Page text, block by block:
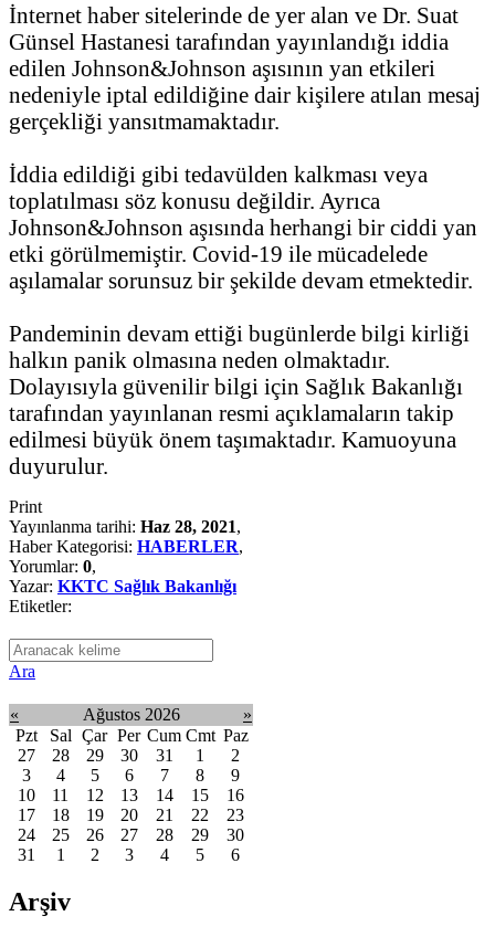
İnternet haber sitelerinde de yer alan ve Dr. Suat
Günsel Hastanesi tarafından yayınlandığı iddia
edilen Johnson&Johnson aşısının yan etkileri
nedeniyle iptal edildiğine dair kişilere atılan mesaj
gerçekliği yansıtmamaktadır.
İddia edildiği gibi tedavülden kalkması veya
toplatılması söz konusu değildir. Ayrıca
Johnson&Johnson aşısında herhangi bir ciddi yan
etki görülmemiştir. Covid-19 ile mücadelede
aşılamalar sorunsuz bir şekilde devam etmektedir.
Pandeminin devam ettiği bugünlerde bilgi kirliği
halkın panik olmasına neden olmaktadır.
Dolayısıyla güvenilir bilgi için Sağlık Bakanlığı
tarafından yayınlanan resmi açıklamaların takip
edilmesi büyük önem taşımaktadır. Kamuoyuna
duyurulur.
Print
Yayınlanma tarihi: Haz 28, 2021,
Haber Kategorisi: HABERLER,
Yorumlar: 0,
Yazar: KKTC Sağlık Bakanlığı
Etiketler:
Ara
« Ağustos 2026
»
Pzt
Sal Çar Per Cum Cmt Paz
27
28 29 30 31 1
2
3
4 5 6 7 8
9
10
11 12 13 14 15
16
17
18 19 20 21 22
23
24
25 26 27 28 29
30
31
1 2 3 4 5 6
Arşiv